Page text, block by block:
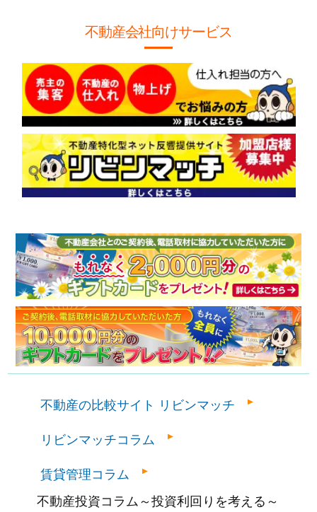
不動産会社向けサービス
不動産の比較サイト リビンマッチ
リビンマッチコラム
賃貸管理コラム
不動産投資コラム～投資利回りを考える～